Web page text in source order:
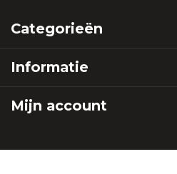
Categorieën
Informatie
Mijn account